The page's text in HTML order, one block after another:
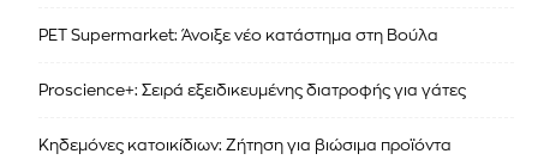
PET Supermarket: Άνοιξε νέο κατάστημα στη Βούλα
Proscience+: Σειρά εξειδικευμένης διατροφής για γάτες
Κηδεμόνες κατοικίδιων: Ζήτηση για βιώσιμα προϊόντα